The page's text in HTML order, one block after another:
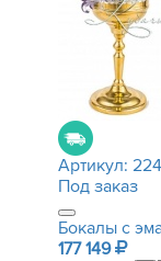
Артикул:
Под заказ
Бокалы с
177 149